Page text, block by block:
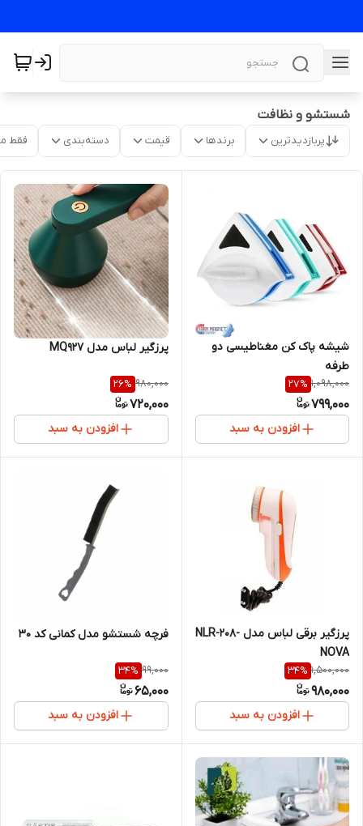
شستشو و نظافت
پربازدیدترین برندها قیمت دسته‌بندی فقط
شیشه پاک کن مغناطیسی دو
طرفه
1,098,000
27%
799,000
افزودن به سبد
پرزگیر لباس مدل MQ927
980,000
26%
720,000
افزودن به سبد
پرزگیر برقی لباس مدل NLR-208-
NOVA
1,500,000
34%
980,000
افزودن به سبد
فرچه شستشو مدل کمانی کد 30
99,000
34%
65,000
افزودن به سبد